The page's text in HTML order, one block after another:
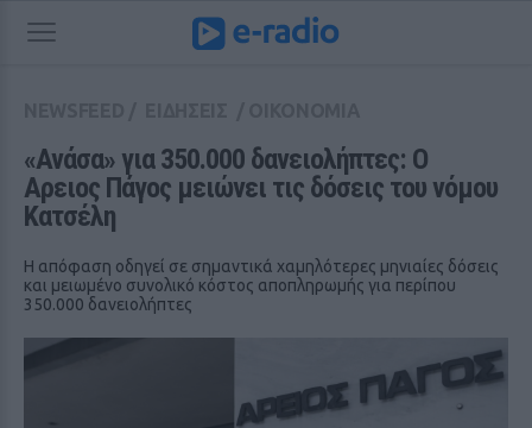
«Ανάσα» για 350.000 δανειολήπτες: Ο
Αρειος Πάγος μειώνει τις δόσεις του νόμου
Κατσέλη
Η απόφαση οδηγεί σε σημαντικά χαμηλότερες μηνιαίες δόσεις
και μειωμένο συνολικό κόστος αποπληρωμής για περίπου
350.000 δανειολήπτες